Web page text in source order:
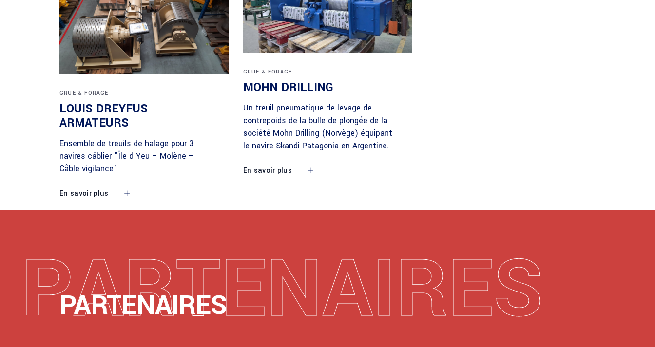
GRUE & FORAGE
LOUIS DREYFUS
ARMATEURS
Ensemble de treuils de halage pour 3
navires câblier "Île d'Yeu – Molène –
Câble vigilance"
En savoir plus
GRUE & FORAGE
MOHN DRILLING
Un treuil pneumatique de levage de
contrepoids de la bulle de plongée de la
société Mohn Drilling (Norvège) équipant
le navire Skandi Patagonia en Argentine.
En savoir plus
PARTENAIRES
PARTENAIRES